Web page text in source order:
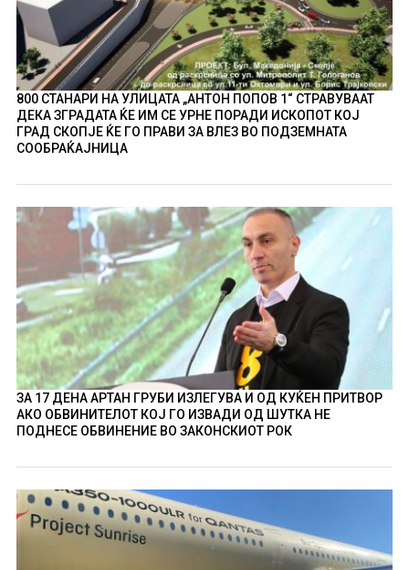
800 СТАНАРИ НА УЛИЦАТА „АНТОН ПОПОВ 1“ СТРАВУВААТ
ДЕКА ЗГРАДАТА ЌЕ ИМ СЕ УРНЕ ПОРАДИ ИСКОПОТ КОЈ
ГРАД СКОПЈЕ ЌЕ ГО ПРАВИ ЗА ВЛЕЗ ВО ПОДЗЕМНАТА
СООБРАЌАЈНИЦА
ЗА 17 ДЕНА АРТАН ГРУБИ ИЗЛЕГУВА И ОД КУЌЕН ПРИТВОР
АКО ОБВИНИТЕЛОТ КОЈ ГО ИЗВАДИ ОД ШУТКА НЕ
ПОДНЕСЕ ОБВИНЕНИЕ ВО ЗАКОНСКИОТ РОК